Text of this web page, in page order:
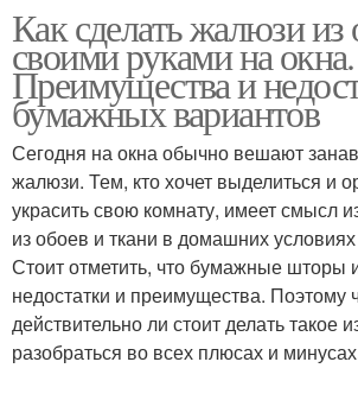
Как сделать жалюзи из
своими руками на окна.
Преимущества и
бумажных вариантов
Сегодня на окна обычно вешают
жалюзи. Тем, кто хочет выделиться и
украсить свою комнату, имеет смысл
из обоев и ткани в домашних
Стоит отметить, что бумажные шторы
недостатки и преимущества. Поэтому
действительно ли стоит делать такое
разобраться во всех плюсах и